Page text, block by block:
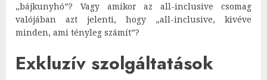
„bájkunyhó”? Vagy amikor az all-inclusive csomag
valójában azt jelenti, hogy „all-inclusive, kivéve
minden, ami tényleg számít”?
Exkluzív szolgáltatások